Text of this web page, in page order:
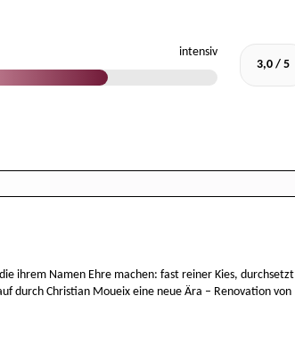
intensiv
3,0 / 5
ihrem Namen Ehre machen: fast reiner Kies, durchsetzt
durch Christian Moueix eine neue Ära – Renovation von